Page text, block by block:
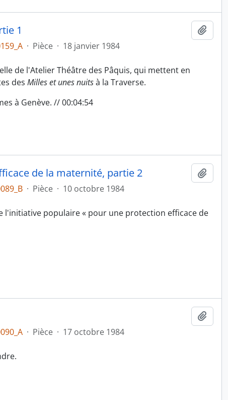
1
· Pièce · 18 janvier 1984
de l'Atelier Théâtre des Pâquis, qui mettent en
des Milles et unes nuitsà la Traverse.
à Genève. // 00:04:54
de la maternité, partie 2
· Pièce · 10 octobre 1984
l'initiative populaire « pour une protection efficace de
· Pièce · 17 octobre 1984